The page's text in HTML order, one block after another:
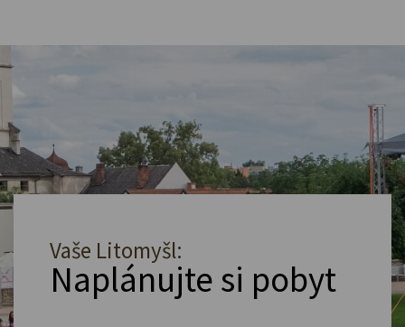
Vaše Litomyšl:
Naplánujte si pobyt